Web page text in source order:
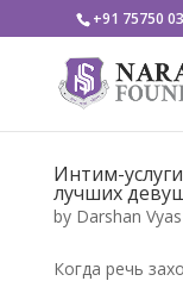
+91 75750
Интим-
лучших
by Darshan Vyas
Когда речь